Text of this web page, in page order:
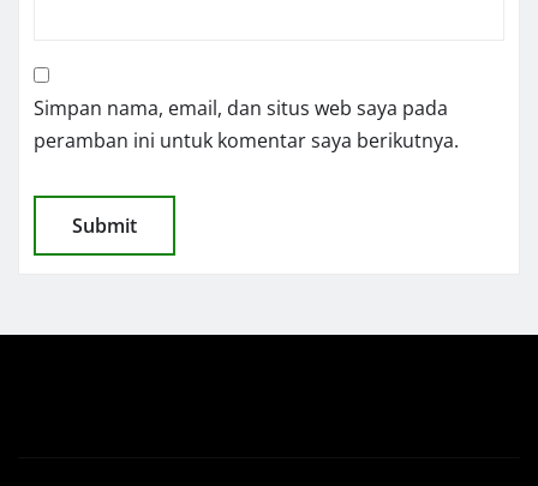
Simpan nama, email, dan situs web saya pada
peramban ini untuk komentar saya berikutnya.